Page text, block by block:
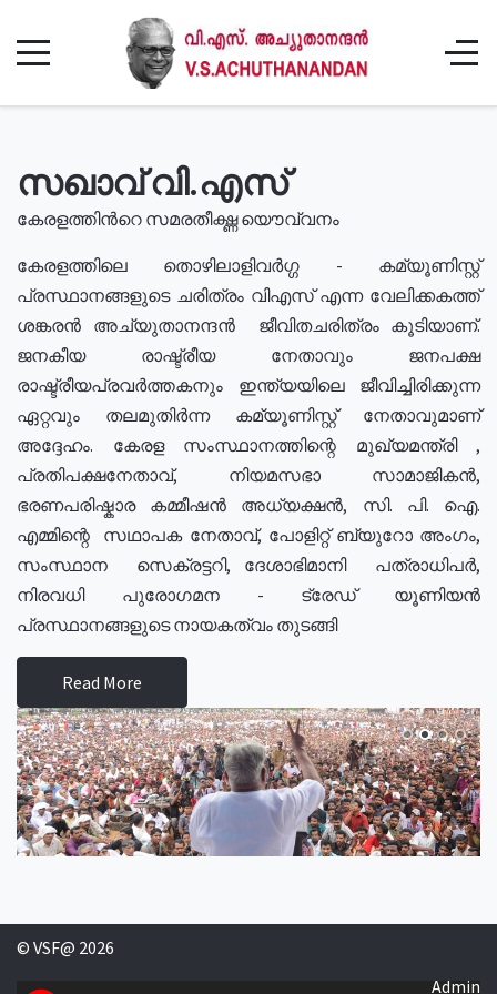
സഖാവ് വി.എസ്
കേരളത്തിൻറെ സമരതീക്ഷ്ണ യൌവ്വനം
കേരളത്തിലെ തൊഴിലാളിവർഗ്ഗ - കമ്യൂണിസ്റ്റ്
പ്രസ്ഥാനങ്ങളുടെ ചരിത്രം വിഎസ് എന്ന വേലിക്കകത്ത്
ശങ്കരൻ അച്യുതാനന്ദൻ ജീവിതചരിത്രം കൂടിയാണ്.
ജനകീയ രാഷ്ട്രീയ നേതാവും ജനപക്ഷ
രാഷ്ട്രീയപ്രവർത്തകനും ഇന്ത്യയിലെ ജീവിച്ചിരിക്കുന്ന
ഏറ്റവും തലമുതിർന്ന കമ്യൂണിസ്റ്റ് നേതാവുമാണ്
അദ്ദേഹം. കേരള സംസ്ഥാനത്തിന്റെ മുഖ്യമന്ത്രി ,
പ്രതിപക്ഷനേതാവ്, നിയമസഭാ സാമാജികൻ,
ഭരണപരിഷ്കാര കമ്മീഷൻ അധ്യക്ഷൻ, സി. പി. ഐ.
എമ്മിന്റെ സഥാപക നേതാവ്, പോളിറ്റ് ബ്യുറോ അംഗം,
സംസ്ഥാന സെക്രട്ടറി, ദേശാഭിമാനി പത്രാധിപർ,
നിരവധി പുരോഗമന - ട്രേഡ് യൂണിയൻ
പ്രസ്ഥാനങ്ങളുടെ നായകത്വം തുടങ്ങി
Read More
© VSF@ 2026
Admin